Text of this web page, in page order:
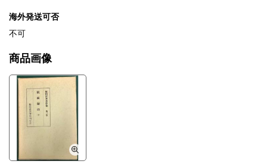
海外発送可否
不可
商品画像